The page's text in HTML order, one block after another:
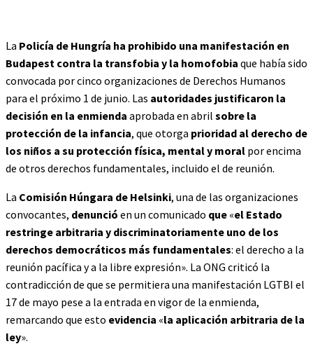
La Policía de Hungría ha prohibido una manifestación en
Budapest contra la transfobia y la homofobia que había sido
convocada por cinco organizaciones de Derechos Humanos
para el próximo 1 de junio. Las autoridades justificaron la
decisión en la enmienda aprobada en abril sobre la
protección de la infancia, que otorga prioridad al derecho de
los niños a su protección física, mental y moral por encima
de otros derechos fundamentales, incluido el de reunión.
La Comisión Húngara de Helsinki, una de las organizaciones
convocantes, denunció en un comunicado que «el Estado
restringe arbitraria y discriminatoriamente uno de los
derechos democráticos más fundamentales: el derecho a la
reunión pacífica y a la libre expresión». La ONG criticó la
contradicción de que se permitiera una manifestación LGTBI el
17 de mayo pese a la entrada en vigor de la enmienda,
remarcando que esto evidencia «la aplicación arbitraria de la
ley».